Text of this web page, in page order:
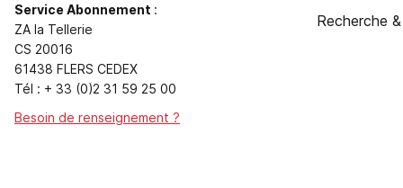
Service Abonnement :
ZA la Tellerie
CS 20016
61438 FLERS CEDEX
Tél : + 33 (0)2 31 59 25 00
Besoin de renseignement ?
Recherche